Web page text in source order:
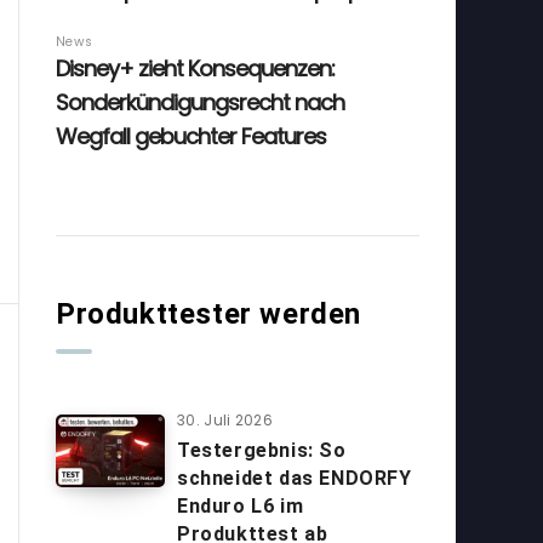
Produkttester werden
30. Juli 2026
Testergebnis: So
schneidet das ENDORFY
Enduro L6 im
Produkttest ab